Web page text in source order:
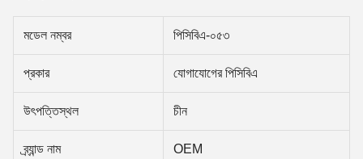
মডেল নম্বর পিসিবিএ-০৫৩
প্রকার যোগাযোগের পিসিবিএ
উৎপত্তিস্থল চীন
ব্র্যান্ড নাম OEM